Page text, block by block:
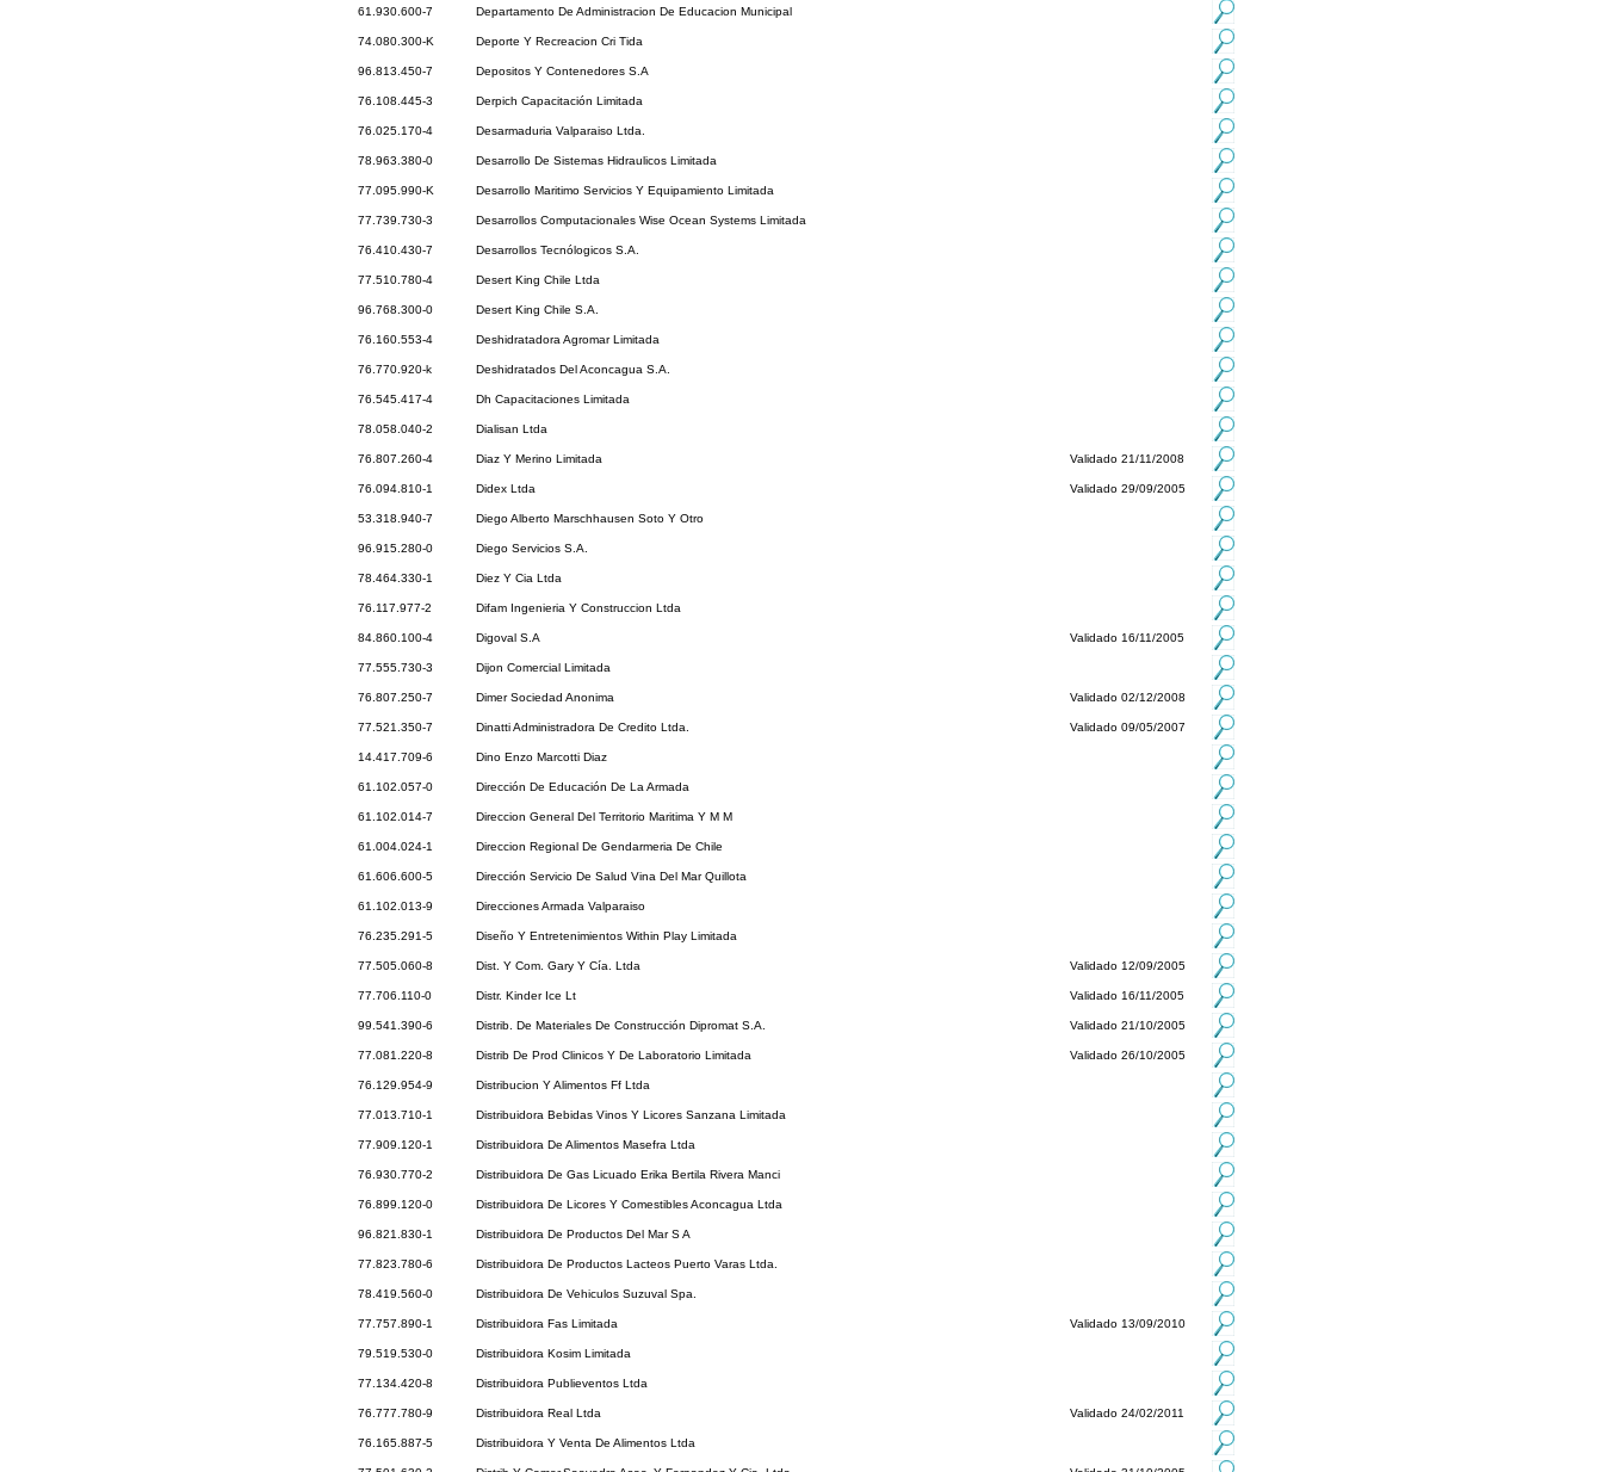
61.930.600-7 Departamento De Administracion De Educacion Municipal
74.080.300-K Deporte Y Recreacion Cri Tida
96.813.450-7 Depositos Y Contenedores S.A
76.108.445-3 Derpich Capacitación Limitada
76.025.170-4 Desarmaduria Valparaiso Ltda.
78.963.380-0 Desarrollo De Sistemas Hidraulicos Limitada
77.095.990-K Desarrollo Maritimo Servicios Y Equipamiento Limitada
77.739.730-3 Desarrollos Computacionales Wise Ocean Systems Limitada
76.410.430-7 Desarrollos Tecnólogicos S.A.
77.510.780-4 Desert King Chile Ltda
96.768.300-0 Desert King Chile S.A.
76.160.553-4 Deshidratadora Agromar Limitada
76.770.920-k Deshidratados Del Aconcagua S.A.
76.545.417-4 Dh Capacitaciones Limitada
78.058.040-2 Dialisan Ltda
76.807.260-4 Diaz Y Merino Limitada Validado 21/11/2008
76.094.810-1 Didex Ltda Validado 29/09/2005
53.318.940-7 Diego Alberto Marschhausen Soto Y Otro
96.915.280-0 Diego Servicios S.A.
78.464.330-1 Diez Y Cia Ltda
76.117.977-2 Difam Ingenieria Y Construccion Ltda
84.860.100-4 Digoval S.A Validado 16/11/2005
77.555.730-3 Dijon Comercial Limitada
76.807.250-7 Dimer Sociedad Anonima Validado 02/12/2008
77.521.350-7 Dinatti Administradora De Credito Ltda. Validado 09/05/2007
14.417.709-6 Dino Enzo Marcotti Diaz
61.102.057-0 Dirección De Educación De La Armada
61.102.014-7 Direccion General Del Territorio Maritima Y M M
61.004.024-1 Direccion Regional De Gendarmeria De Chile
61.606.600-5 Dirección Servicio De Salud Vina Del Mar Quillota
61.102.013-9 Direcciones Armada Valparaiso
76.235.291-5 Diseño Y Entretenimientos Within Play Limitada
77.505.060-8 Dist. Y Com. Gary Y Cía. Ltda Validado 12/09/2005
77.706.110-0 Distr. Kinder Ice Lt Validado 16/11/2005
99.541.390-6 Distrib. De Materiales De Construcción Dipromat S.A. Validado 21/10/2005
77.081.220-8 Distrib De Prod Clinicos Y De Laboratorio Limitada Validado 26/10/2005
76.129.954-9 Distribucion Y Alimentos Ff Ltda
77.013.710-1 Distribuidora Bebidas Vinos Y Licores Sanzana Limitada
77.909.120-1 Distribuidora De Alimentos Masefra Ltda
76.930.770-2 Distribuidora De Gas Licuado Erika Bertila Rivera Manci
76.899.120-0 Distribuidora De Licores Y Comestibles Aconcagua Ltda
96.821.830-1 Distribuidora De Productos Del Mar S A
77.823.780-6 Distribuidora De Productos Lacteos Puerto Varas Ltda.
78.419.560-0 Distribuidora De Vehiculos Suzuval Spa.
77.757.890-1 Distribuidora Fas Limitada Validado 13/09/2010
79.519.530-0 Distribuidora Kosim Limitada
77.134.420-8 Distribuidora Publieventos Ltda
76.777.780-9 Distribuidora Real Ltda Validado 24/02/2011
76.165.887-5 Distribuidora Y Venta De Alimentos Ltda